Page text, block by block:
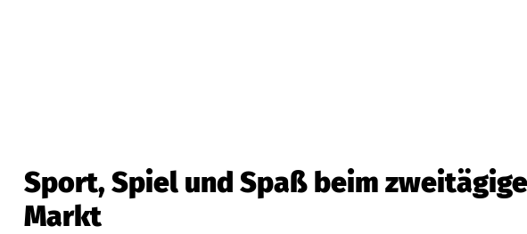
Sport, Spiel und Spaß beim
Markt